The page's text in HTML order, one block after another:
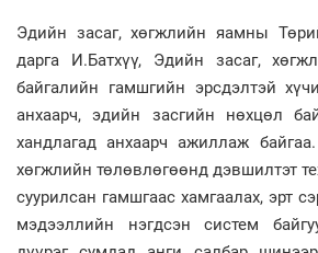
Эдийн засаг, хөгжлийн яамны
дарга И.Батхүү, Эдийн засаг,
байгалийн гамшгийн эрсдэлтэй
анхаарч, эдийн засгийн нөхцөл
хандлагад анхаарч ажиллаж
хөгжлийн төлөвлөгөөнд дэвшилтэт
суурилсан гамшгаас хамгаалах, эрт
мэдээллийн нэгдсэн систем